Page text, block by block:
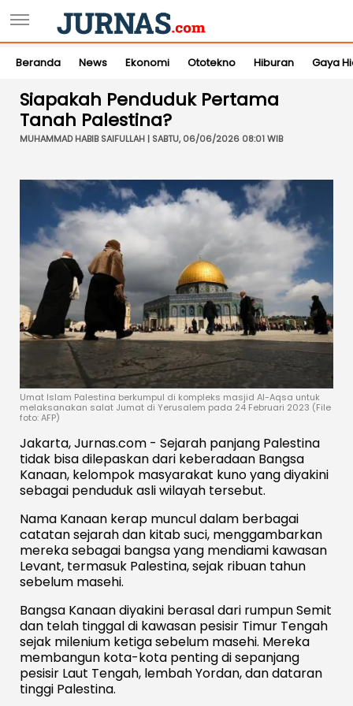
Beranda News Ekonomi Ototekno Hiburan Gaya
Siapakah Penduduk Pertama
Tanah Palestina?
MUHAMMAD HABIB SAIFULLAH | SABTU, 06/06/2026 08:01 WIB
Umat Islam Palestina berkumpul di kompleks masjid Al-Aqsa untuk
melaksanakan salat Jumat di Yerusalem pada 24 Februari 2023 (File
foto: AFP)
Jakarta, Jurnas.com - Sejarah panjang Palestina
tidak bisa dilepaskan dari keberadaan Bangsa
Kanaan, kelompok masyarakat kuno yang diyakini
sebagai penduduk asli wilayah tersebut.
Nama Kanaan kerap muncul dalam berbagai
catatan sejarah dan kitab suci, menggambarkan
mereka sebagai bangsa yang mendiami kawasan
Levant, termasuk Palestina, sejak ribuan tahun
sebelum masehi.
Bangsa Kanaan diyakini berasal dari rumpun Semit
dan telah tinggal di kawasan pesisir Timur Tengah
sejak milenium ketiga sebelum masehi. Mereka
membangun kota-kota penting di sepanjang
pesisir Laut Tengah, lembah Yordan, dan dataran
tinggi Palestina.